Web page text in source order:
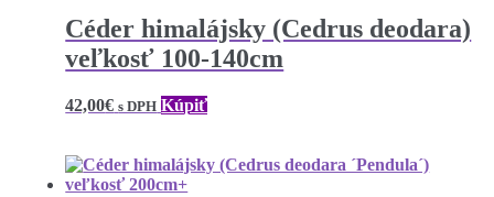
Céder himalájsky (Cedrus deodara)
veľkosť 100-140cm
42,00€ s DPH Kúpiť